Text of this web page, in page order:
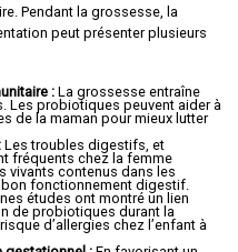
Pendant la grossesse, la
peut présenter plusieurs
: La grossesse entraîne
Les probiotiques peuvent aider à
de la maman pour mieux lutter
Les troubles digestifs, et
fréquents chez la femme
vivants contenus dans les
fonctionnement digestif.
études ont montré un lien
de probiotiques durant la
d’allergies chez l’enfant à